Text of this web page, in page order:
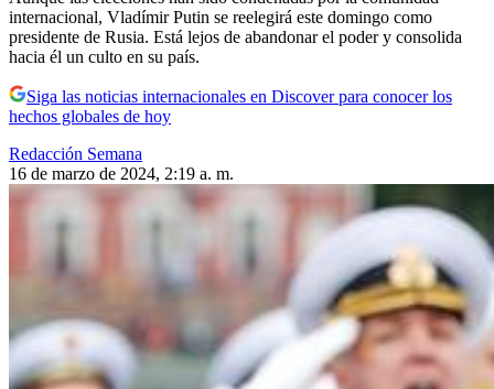
internacional, Vladímir Putin se reelegirá este domingo como
presidente de Rusia. Está lejos de abandonar el poder y consolida
hacia él un culto en su país.
Siga las noticias internacionales en Discover para conocer los
hechos globales de hoy
Redacción Semana
16 de marzo de 2024, 2:19 a. m.